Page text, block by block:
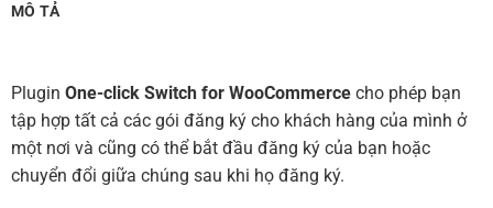
MÔ TẢ
Plugin One-click Switch for WooCommerce cho phép bạn
tập hợp tất cả các gói đăng ký cho khách hàng của mình ở
một nơi và cũng có thể bắt đầu đăng ký của bạn hoặc
chuyển đổi giữa chúng sau khi họ đăng ký.